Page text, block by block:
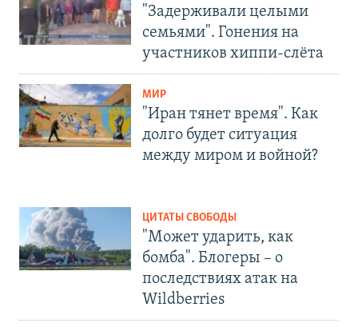
"Задерживали целыми
семьями". Гонения на
участников хиппи-слёта
МИР
"Иран тянет время". Как
долго будет ситуация
между миром и войной?
ЦИТАТЫ СВОБОДЫ
"Может ударить, как
бомба". Блогеры – о
последствиях атак на
Wildberries